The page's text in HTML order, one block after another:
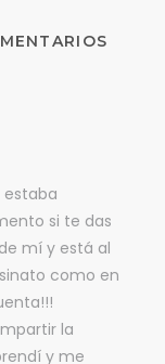
estaba
si te das
mí y está al
como en
la
y me